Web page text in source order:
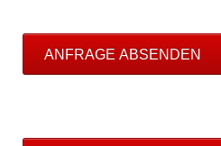
ANFRAGE ABSENDEN